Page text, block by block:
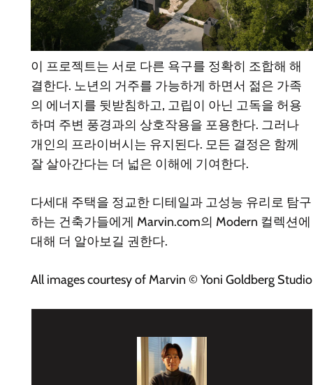
이 프로젝트는 서로 다른 욕구를 정확히 조합해 해
결한다. 노년의 거주를 가능하게 하면서 젊은 가족
의 에너지를 뒷받침하고, 고립이 아닌 고독을 허용
하며 주변 풍경과의 상호작용을 포용한다. 그러나
개인의 프라이버시는 유지된다. 모든 결정은 함께
잘 살아간다는 더 넓은 이해에 기여한다.
다세대 주택을 정교한 디테일과 고성능 유리로 탐구
하는 건축가들에게 Marvin.com의 Modern 컬렉션에
대해 더 알아보길 권한다.
All images courtesy of Marvin © Yoni Goldberg Studio